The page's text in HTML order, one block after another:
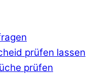
prüfen lassen
prüfen